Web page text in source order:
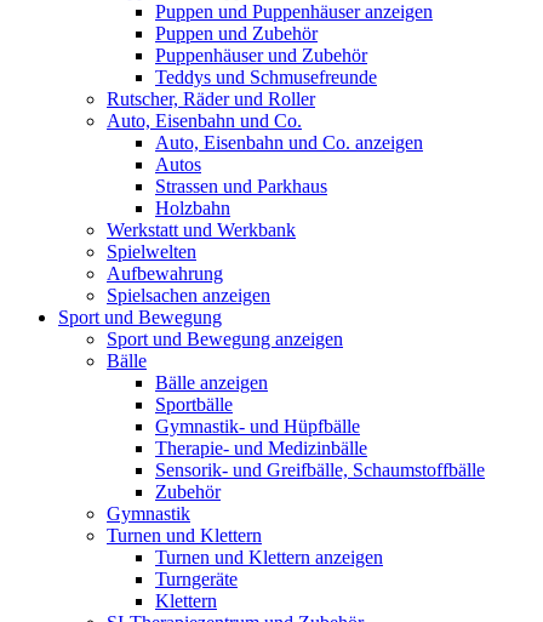
Puppen und Puppenhäuser anzeigen
Puppen und Zubehör
Puppenhäuser und Zubehör
Teddys und Schmusefreunde
Rutscher, Räder und Roller
Auto, Eisenbahn und Co.
Auto, Eisenbahn und Co. anzeigen
Autos
Strassen und Parkhaus
Holzbahn
Werkstatt und Werkbank
Spielwelten
Aufbewahrung
Spielsachen anzeigen
Sport und Bewegung
Sport und Bewegung anzeigen
Bälle
Bälle anzeigen
Sportbälle
Gymnastik- und Hüpfbälle
Therapie- und Medizinbälle
Sensorik- und Greifbälle, Schaumstoffbälle
Zubehör
Gymnastik
Turnen und Klettern
Turnen und Klettern anzeigen
Turngeräte
Klettern